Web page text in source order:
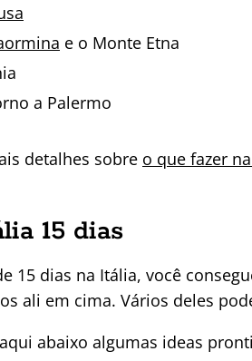
e o Monte Etna
a Palermo
detalhes sobre o que fazer
15 dias
15 dias na Itália, você
ali em cima. Vários deles
abaixo algumas ideas